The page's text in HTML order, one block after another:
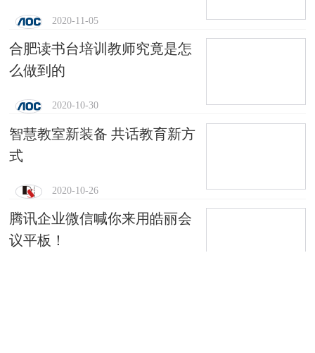
2020-11-05
合肥读书台培训教师究竟是怎
么做到的
2020-10-30
智慧教室新装备 共话教育新方
式
2020-10-26
腾讯企业微信喊你来用皓丽会
议平板！